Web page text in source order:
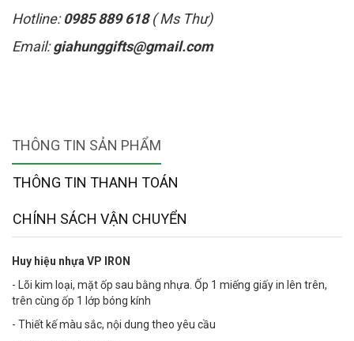
Hotline:0985 889 618( Ms Thư)
Email:giahunggifts@gmail.com
THÔNG TIN SẢN PHẨM
THÔNG TIN THANH TOÁN
CHÍNH SÁCH VẬN CHUYỂN
Huy hiệu nhựa VP IRON
- Lõi kim loại, mặt ốp sau bằng nhựa. Ốp 1 miếng giấy in lên trên,
trên cùng ốp 1 lớp bóng kính
- Thiết kế màu sắc, nội dung theo yêu cầu